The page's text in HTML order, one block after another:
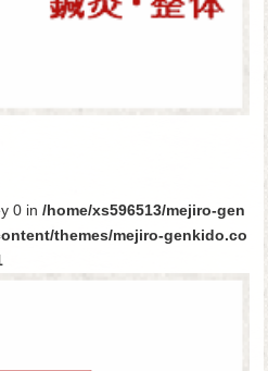
0 in /home/xs596513/mejiro-gen
themes/mejiro-genkido.co